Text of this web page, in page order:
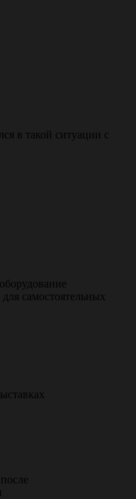
в такой ситуации с
самостоятельных